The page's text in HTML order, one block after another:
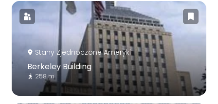
Stany Zjednoczone Ameryki
Berkeley Building
258 m